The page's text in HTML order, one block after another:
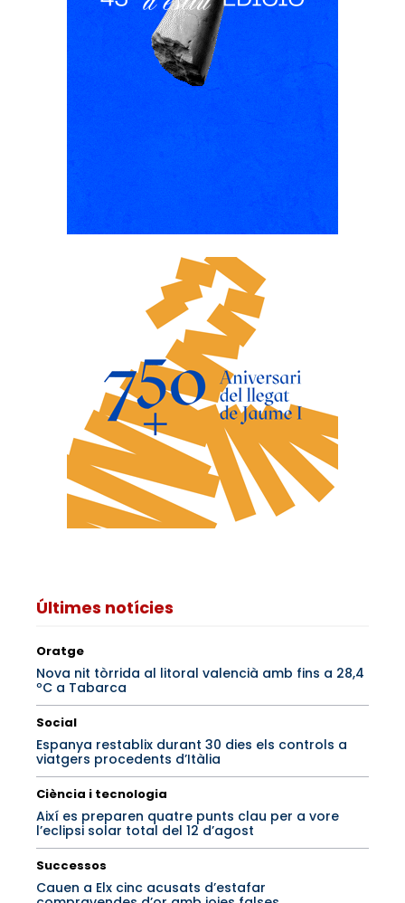
Últimes notícies
Oratge
Nova nit tòrrida al litoral valencià amb fins a 28,4
ºC a Tabarca
Social
Espanya restablix durant 30 dies els controls a
viatgers procedents d’Itàlia
Ciència i tecnologia
Així es preparen quatre punts clau per a vore
l’eclipsi solar total del 12 d’agost
Successos
Cauen a Elx cinc acusats d’estafar